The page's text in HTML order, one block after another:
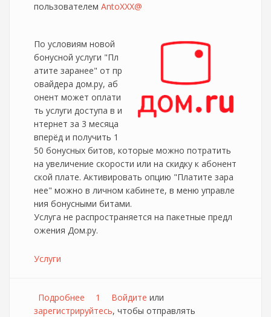
пользователем AntoXXX@
По условиям новой
бонусной услуги "Пл
атите заранее" от пр
овайдера дом.ру, аб
онент может оплати
ть услуги доступа в и
нтернет за 3 месяца
вперёд и получить 1
50 бонусных битов, которые можно потратить
на увеличение скорости или на скидку к абонент
ской плате. Активировать опцию "Платите зара
нее" можно в личном кабинете, в меню управле
ния бонусными битами.
Услуга не распространяется на пакетные предл
ожения Дом.ру.
Услуги
Подробнее о Дом.ру запустил программу "Плати
заранее"
1 Войдите или
зарегистрируйтесь, чтобы отправлять